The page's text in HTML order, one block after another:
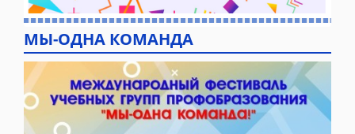
МЫ-ОДНА КОМАНДА